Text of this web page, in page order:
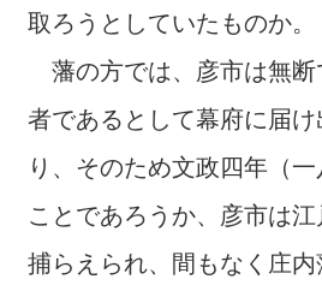
取ろうとしていたものか。
藩の方では、彦市は無断
者であるとして幕府に届
り、そのため文政四年（
ことであろうか、彦市は
捕らえられ、間もなく庄